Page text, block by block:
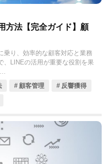
方法【完全ガイド】顧
乗り、効率的な顧客対応と業務
、LINEの活用が重要な役割を果
ビジネスにどのように活用でき
紹介します。
したメッセージ配信やリッチメ
の具体的な手法にも触れ、競争
会社の運営に携わるみなさんに
満足度の向上と業務効率化を実
顧客管理
反響獲得